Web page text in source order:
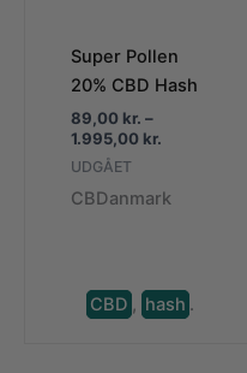
Super Pollen
20% CBD Hash
89,00 kr. –
1.995,00 kr.Prisinterval:
1.995,00 kr.
UDGÅET
CBDanmark
CBD , hash .